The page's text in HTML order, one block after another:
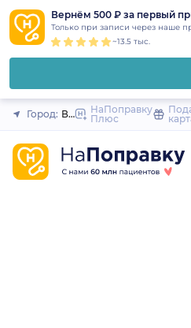
Вернём 500 ₽ за первый
Только при записи через наше
~13.5 тыс.
Город: ВолгоградНаПоправку
Плюс